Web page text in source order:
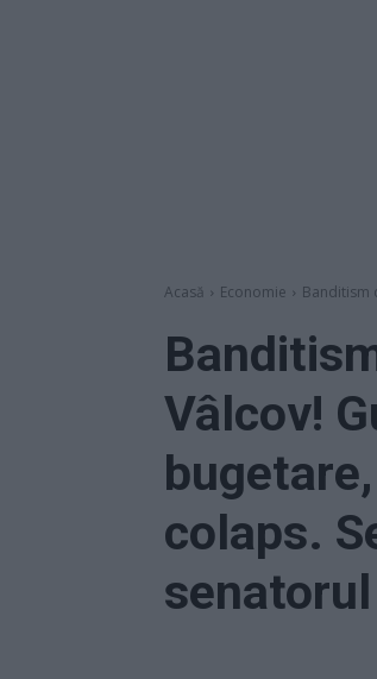
Acasă Economie Banditism
Vâlcov!
colaps.